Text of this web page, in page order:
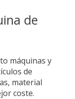
de
máquinas y
de
material
coste.